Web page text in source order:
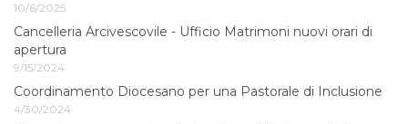
10/6/2025
Cancelleria Arcivescovile - Ufficio Matrimoni nuovi orari di
apertura
9/15/2024
Coordinamento Diocesano per una Pastorale di Inclusione
4/30/2024